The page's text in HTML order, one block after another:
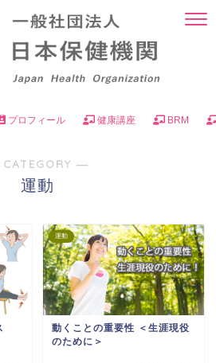
プロフィール 健康講座 BRM
―
運動
運動
動くことの重要性 ＜生涯現役
のために＞